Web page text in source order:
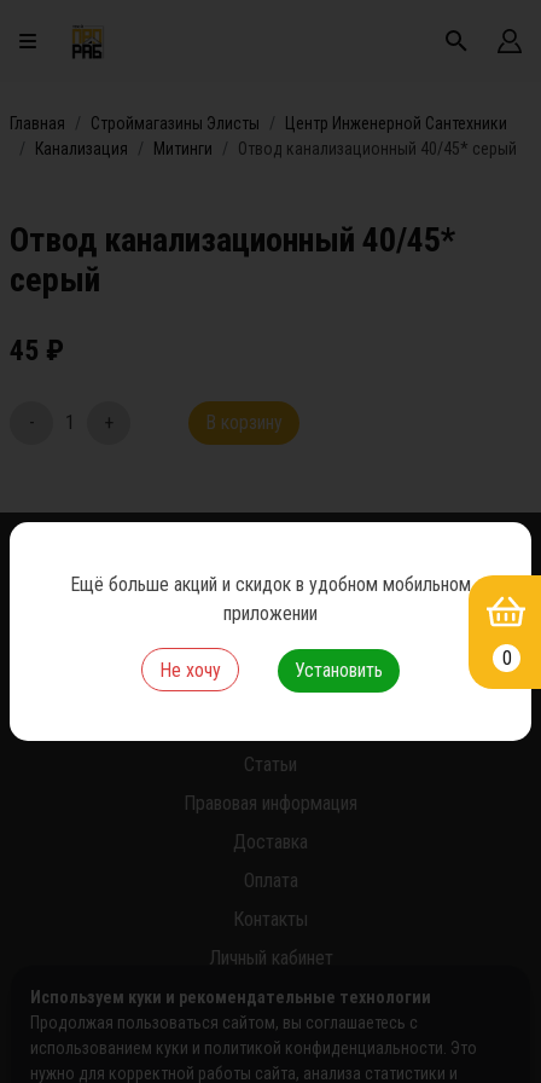
Главная Строймагазины Элисты
Центр Инженерной Сантехники
Канализация
Митинги Отвод канализационный 40/45* серый
Отвод канализационный 40/45*
серый
45 ₽
- 1 + В корзину
*
О нас
Статьи
Правовая информация
Доставка
Оплата
Контакты
Личный кабинет
0
Используем куки и рекомендательные технологии
Продолжая пользоваться сайтом, вы соглашаетесь с
использованием куки и политикой конфиденциальности. Это
нужно для корректной работы сайта, анализа статистики и
Ещё больше акций и скидок в удобном мобильном
приложении
Не хочу Установить